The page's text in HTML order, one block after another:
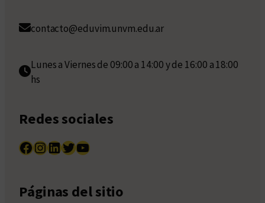
contacto@eduvim.unvm.edu.ar
Lunes a Viernes de 09:00 a 14:00 y de 16:00 a 18:00
hs
Redes sociales
Facebook InstagramLinkedIn Twitter YouTube
Páginas del sitio